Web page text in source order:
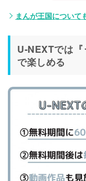
まんが王国について
U-NEXTでは
で楽しめる